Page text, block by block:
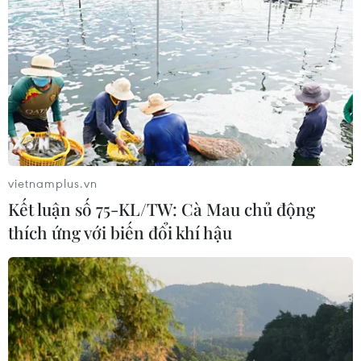
Trung Quốc vận hành giàn phát điện
gió nổi đầu tiên chịu được bão cấp 17
06/08/2026 11:20
Hàn Quốc xác nhận Triều Tiên
phóng ít nhất 1 tên lửa đạn đạo tầm
ngắn
06/08/2026 09:41
Quân đội Hàn Quốc thông báo Triều
Tiên phóng vật thể chưa xác định
06/08/2026 08:31
vietnamplus.vn
Kết luận số 75-KL/TW: Cà Mau chủ động
thích ứng với biến đổi khí hậu